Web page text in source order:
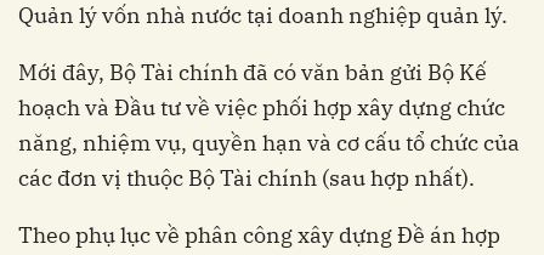
Quản lý vốn nhà nước tại doanh nghiệp quản lý.
Mới đây, Bộ Tài chính đã có văn bản gửi Bộ Kế
hoạch và Đầu tư về việc phối hợp xây dựng chức
năng, nhiệm vụ, quyền hạn và cơ cấu tổ chức của
các đơn vị thuộc Bộ Tài chính (sau hợp nhất).
Theo phụ lục về phân công xây dựng Đề án hợp